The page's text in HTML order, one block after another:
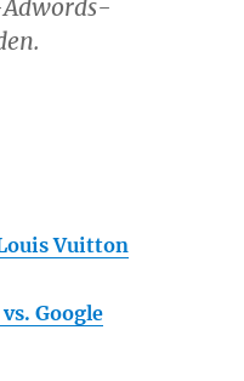
Adwords-
Vuitton
Google